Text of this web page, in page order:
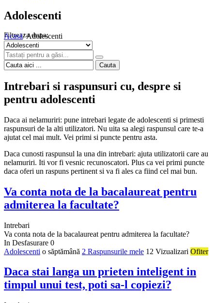
Adolescenti
Acasă/Adolescenti
Cauta
Intrebari si raspunsuri cu, despre si
pentru adolescenti
Daca ai nelamuriri: pune intrebari legate de adolescenti si primesti
raspunsuri de la alti utilizatori. Nu uita sa alegi raspunsul care te-a
ajutat cel mai mult. Vei primi si puncte pentru asta.
Daca cunosti raspunsul la una din intrebari: ajuta utilizatorii care au
nelamuriri. Iti vor fi vesnic recunoscatori. Plus ca vei primi puncte
daca oferi un raspuns pertinent si va fi ales ca fiind cel mai bun.
Va conta nota de la bacalaureat pentru
admiterea la facultate?
Intrebari
Va conta nota de la bacalaureat pentru admiterea la facultate?
In Desfasurare 0
Adolescenti o săptămână 2 Raspunsurile mele 12 Vizualizari Ofiter
Daca stai langa un prieten inteligent in
timpul unui test, poti sa-l copiezi?